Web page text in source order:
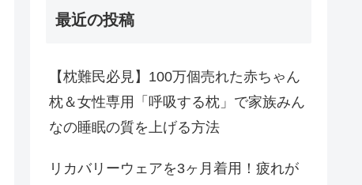
最近の投稿
【枕難民必見】100万個売れた赤ちゃん
枕＆女性専用「呼吸する枕」で家族みん
なの睡眠の質を上げる方法
リカバリーウェアを3ヶ月着用！疲れが